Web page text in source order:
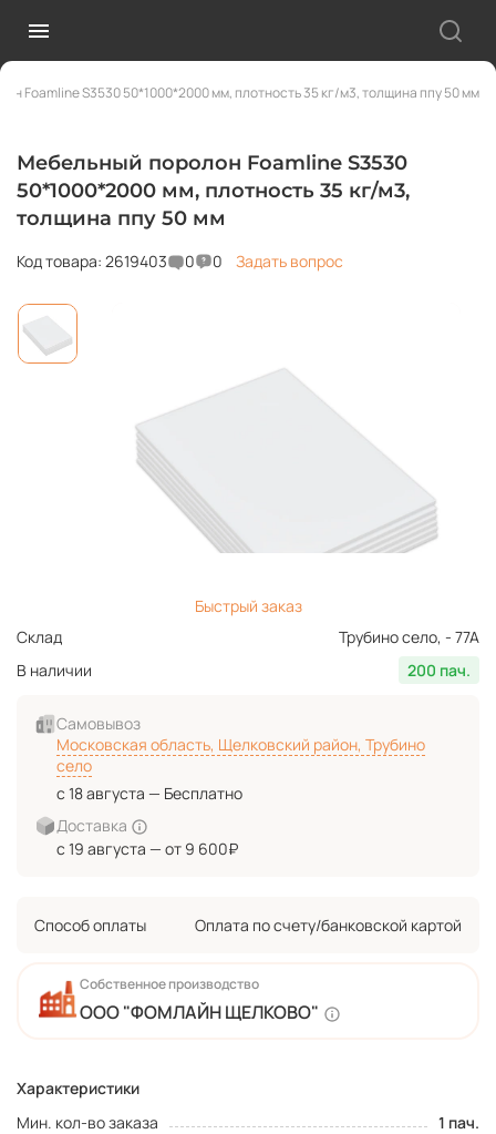
Foamline S3530 50*1000*2000 мм, плотность 35 кг/м3, толщина ппу 50 мм
Мебельный поролон Foamline S3530
50*1000*2000 мм, плотность 35 кг/м3,
толщина ппу 50 мм
Код товара: 2619403 0 0 Задать вопрос
Характеристики
Мин. кол-во заказа
1 пач.
Собственное производство
ООО "ФОМЛАЙН ЩЕЛКОВО"
Быстрый заказ
Склад
Трубино село, - 77А
В наличии
200 пач.
Самовывоз
Московская область, Щелковский район, Трубино
село
с 18 августа — Бесплатно
Доставка
с 19 августа — от 9 600₽
Способ оплаты Оплата по счету/банковской картой